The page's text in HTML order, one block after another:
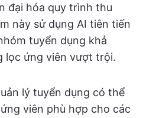
đại hóa quy trình thu
này sử dụng AI tiên tiến
tuyển dụng khả
lọc ứng viên vượt trội.
lý tuyển dụng có thể
viên phù hợp cho các